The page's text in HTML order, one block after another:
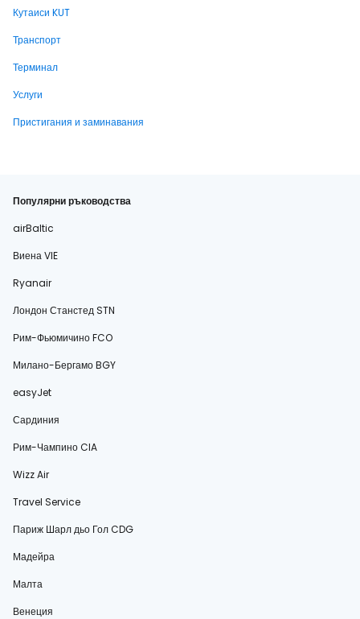
Кутаиси KUT
Транспорт
Терминал
Услуги
Пристигания и заминавания
Популярни ръководства
airBaltic
Виена VIE
Ryanair
Лондон Станстед STN
Рим-Фьюмичино FCO
Милано-Бергамо BGY
easyJet
Сардиния
Рим-Чампино CIA
Wizz Air
Travel Service
Париж Шарл дьо Гол CDG
Мадейра
Малта
Венеция